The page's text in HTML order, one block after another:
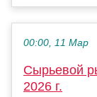
00:00, 11 Мар
Сырьевой
2026 г.